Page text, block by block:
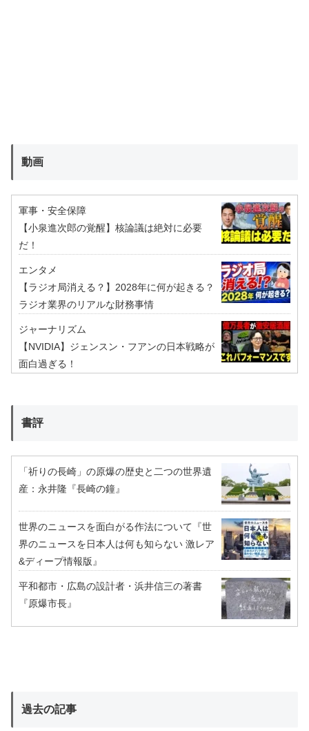
動画
軍事・安全保障
【小泉進次郎の覚醒】核論議は絶対に必要
だ！
エンタメ
【ラジオ局消える？】2028年に何が起きる？
ラジオ業界のリアルな財務事情
ジャーナリズム
【NVIDIA】ジェンスン・フアンの日本戦略が
面白過ぎる！
書評
「祈りの長崎」の原爆の歴史と二つの世界遺
産：永井隆『長崎の鐘』
世界のニュースを面白がる作法について『世
界のニュースを日本人は何も知らない 激レア
&ディープ情報版』
平和都市・広島の設計者・浜井信三の著書
『原爆市長』
過去の記事